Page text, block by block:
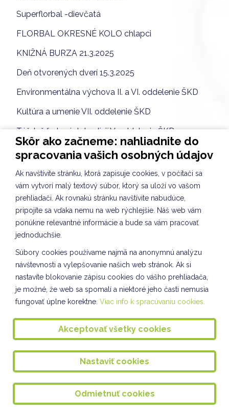
Superflorbal -dievčatá
FLORBAL OKRESNÉ KOLO chlapci
KNIŽNÁ BURZA 21.3.2025
Deň otvorených dverí 15.3.2025
Environmentálna výchova II. a VI. oddelenie ŠKD
Kultúra a umenie VII. oddelenie ŠKD
Týždeň ľudových tradícií V. oddelenie ŠKD
Týždeň ľudových tradícií
Projektové vyučovanie - III.A
Slovenský jazyk III.A
O ŠKOLE
Športové maratónske hry
Darčeky pre budúcich prvákov
Vlastiveda III.A
Kultúra a umenie VII. oddelenie ŠKD
HVIEZDOSLAVOV KUBÍN II. stupeň, 10.3.2025
SEBAROZVOJ A SVET PRÁCE
Marec mesiac knihy II. a VI. oddelenie ŠKD
Beseda s víťazom okresného kola olympiády v
anglickom jazyku
Skôr ako začneme: nahliadnite do
spracovania vašich osobných údajov
Ak navštívite stránku, ktorá zapisuje cookies, v počítači sa
vám vytvorí malý textový súbor, ktorý sa uloží vo vašom
prehliadači. Ak rovnakú stránku navštívite nabudúce,
pripojíte sa vďaka nemu na web rýchlejšie. Náš web vám
ponúkne relevantné informácie a bude sa vám pracovať
jednoduchšie.
Súbory cookies používame najmä na anonymnú analýzu
návštevnosti a vylepšovanie našich web stránok. Ak si
nastavíte blokovanie zápisu cookies do vášho prehliadača,
je možné, že web sa spomalí a niektoré jeho časti nemusia
fungovať úplne korektne. Viac info k spracúvaniu cookies.
Akceptovať všetky cookies
Nastaviť cookies
Odmietnuť cookies